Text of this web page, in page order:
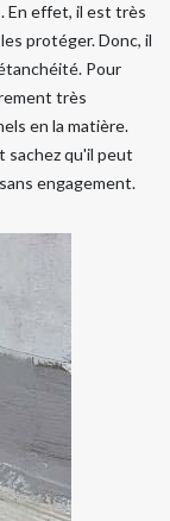
En effet, il est très
protéger. Donc, il
Pour
très
en la matière.
sachez qu'il peut
engagement.